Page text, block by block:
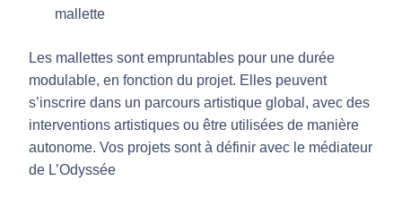
mallette
Les mallettes sont empruntables pour une durée
modulable, en fonction du projet. Elles peuvent
s’inscrire dans un parcours artistique global, avec des
interventions artistiques ou être utilisées de manière
autonome. Vos projets sont à définir avec le médiateur
de L’Odyssée